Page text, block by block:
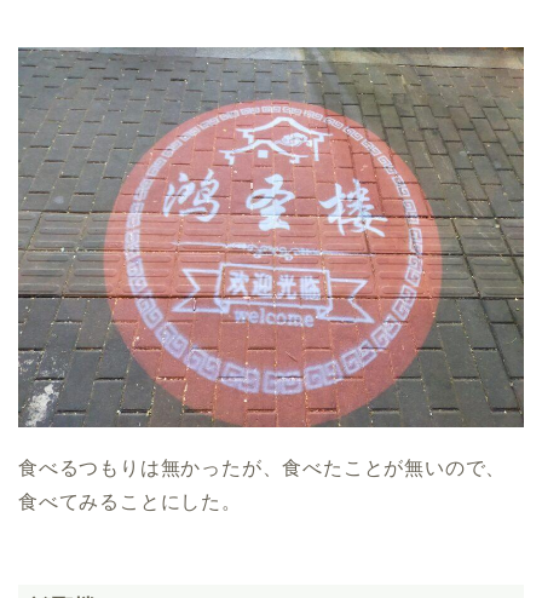
食べるつもりは無かったが、食べたことが無いので、
食べてみることにした。